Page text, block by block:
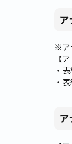
※ア
【
・
・